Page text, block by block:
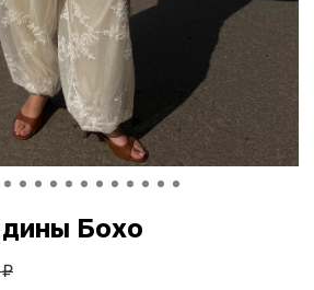
Бохо